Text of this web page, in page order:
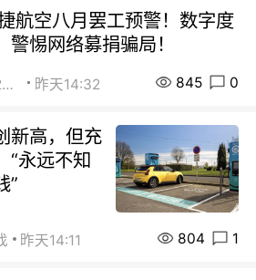
航空八月罢工预警！数字度
惕网络募捐骗局！
长乐未央2015 昨天14:32 845 0
新高，但充
“永远不知
”
昨天14:11 804 1